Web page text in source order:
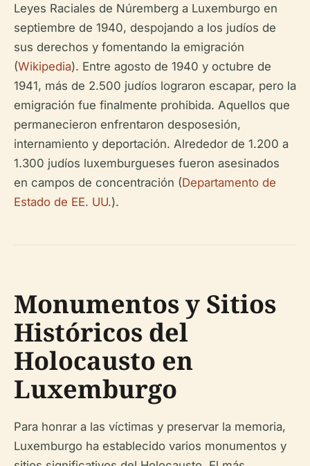
Leyes Raciales de Núremberg a Luxemburgo en
septiembre de 1940, despojando a los judíos de
sus derechos y fomentando la emigración
(Wikipedia). Entre agosto de 1940 y octubre de
1941, más de 2.500 judíos lograron escapar, pero la
emigración fue finalmente prohibida. Aquellos que
permanecieron enfrentaron desposesión,
internamiento y deportación. Alrededor de 1.200 a
1.300 judíos luxemburgueses fueron asesinados
en campos de concentración (Departamento de
Estado de EE. UU.).
Monumentos y Sitios
Históricos del
Holocausto en
Luxemburgo
Para honrar a las víctimas y preservar la memoria,
Luxemburgo ha establecido varios monumentos y